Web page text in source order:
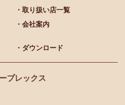
・取り扱い店一覧
・会社案内
・ダウンロード
プレックス